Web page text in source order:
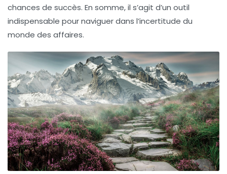
chances de succès. En somme, il s’agit d’un outil
indispensable pour naviguer dans l’incertitude du
monde des affaires.